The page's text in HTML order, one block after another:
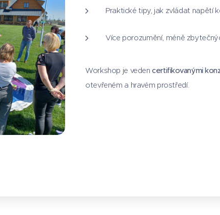
Praktické tipy, jak zvládat napětí
Více porozumění, méně
Workshop je vedencertifikovanými
otevřeném a hravém prostředí.